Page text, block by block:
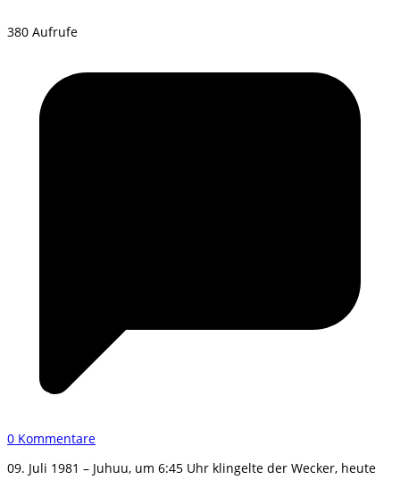
380 Aufrufe
0 Kommentare
09. Juli 1981 – Juhuu, um 6:45 Uhr klingelte der Wecker, heute